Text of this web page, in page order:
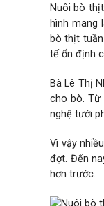
Nuôi bò
hình mang
bò thịt
tế ổn định
Bà Lê Thị
cho bò. Từ
nghệ tưới
Vì vậy
đợt. Đến
hơn trước.